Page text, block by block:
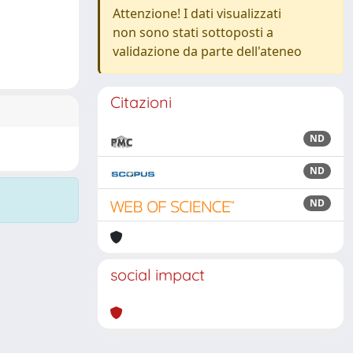
Attenzione! I dati visualizzati
non sono stati sottoposti a
validazione da parte dell'ateneo
Citazioni
ND
ND
ND
social impact